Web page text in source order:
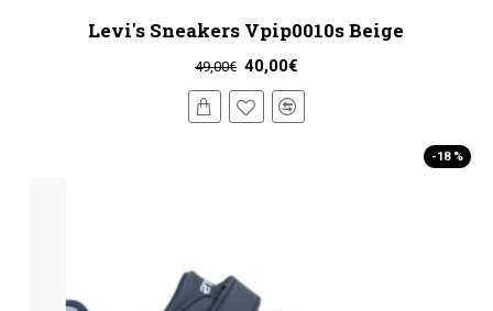
Levi's Sneakers Vpip0010s Beige
40,00€
49,00€
-18 %